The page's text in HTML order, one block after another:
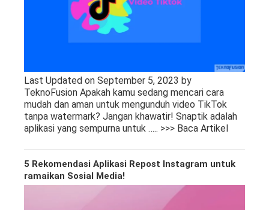
Last Updated on September 5, 2023 by
TeknoFusion Apakah kamu sedang mencari cara
mudah dan aman untuk mengunduh video TikTok
tanpa watermark? Jangan khawatir! Snaptik adalah
aplikasi yang sempurna untuk ….. >>> Baca Artikel
5 Rekomendasi Aplikasi Repost Instagram untuk
ramaikan Sosial Media!